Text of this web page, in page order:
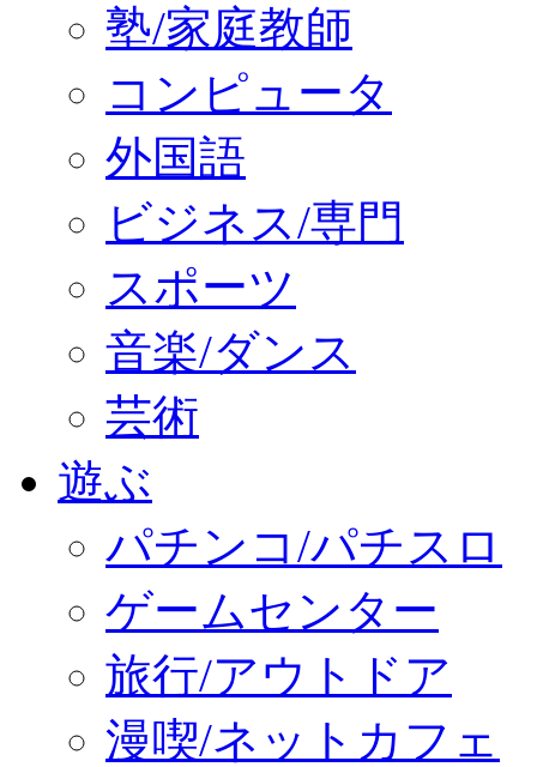
塾/家庭教師
コンピュータ
外国語
ビジネス/専門
スポーツ
音楽/ダンス
芸術
遊ぶ
パチンコ/パチスロ
ゲームセンター
旅行/アウトドア
漫喫/ネットカフェ